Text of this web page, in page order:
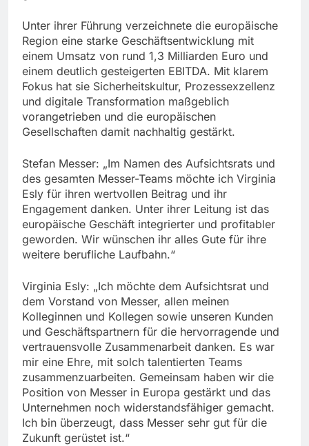
Unter ihrer Führung verzeichnete die europäische
Region eine starke Geschäftsentwicklung mit
einem Umsatz von rund 1,3 Milliarden Euro und
einem deutlich gesteigerten EBITDA. Mit klarem
Fokus hat sie Sicherheitskultur, Prozessexzellenz
und digitale Transformation maßgeblich
vorangetrieben und die europäischen
Gesellschaften damit nachhaltig gestärkt.
Stefan Messer: „Im Namen des Aufsichtsrats und
des gesamten Messer-Teams möchte ich Virginia
Esly für ihren wertvollen Beitrag und ihr
Engagement danken. Unter ihrer Leitung ist das
europäische Geschäft integrierter und profitabler
geworden. Wir wünschen ihr alles Gute für ihre
weitere berufliche Laufbahn.“
Virginia Esly: „Ich möchte dem Aufsichtsrat und
dem Vorstand von Messer, allen meinen
Kolleginnen und Kollegen sowie unseren Kunden
und Geschäftspartnern für die hervorragende und
vertrauensvolle Zusammenarbeit danken. Es war
mir eine Ehre, mit solch talentierten Teams
zusammenzuarbeiten. Gemeinsam haben wir die
Position von Messer in Europa gestärkt und das
Unternehmen noch widerstandsfähiger gemacht.
Ich bin überzeugt, dass Messer sehr gut für die
Zukunft gerüstet ist.“